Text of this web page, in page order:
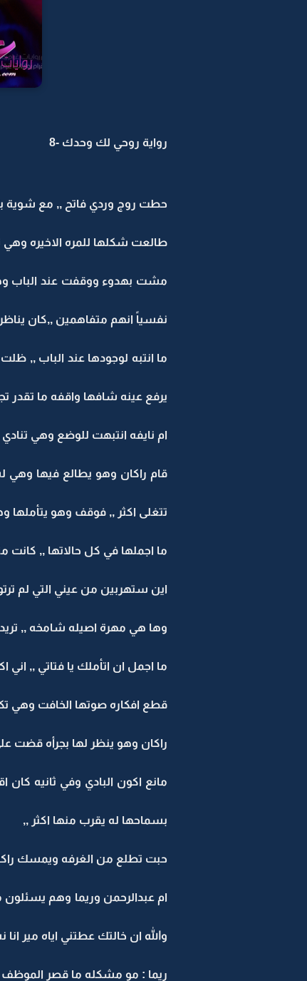
رواية روحي لك وحدك -8
حطت روج وردي فاتح ,, مع شوية
طالعت شكلها للمره الاخيره وهي
مشت بهدوء ووقفت عند الباب
نفسياً انهم متفاهمين ,,كان
ما انتبه لوجودها عند الباب ,,
يرفع عينه شافها واقفه ما تقدر
ام نايفه انتبهت للوضع وهي
قام راكان وهو يطالع فيها وهي
تتغلى اكثر ,, فوقف وهو يتأملها
ما اجملها في كل حالاتها ,, كانت
اين ستهربين من عيني التي لم
وها هي مهرة اصيله شامخه ,,
ما اجمل ان اتأملك يا فتاتي ,,
قطع افكاره صوتها الخافت وهي
راكان وهو ينظر لها بجرأه قضت
مانع اكون البادي وفي ثانيه
بسماحها له يقرب منها اكثر ,,
حبت تطلع من الغرفه ويمسك
ام عبدالرحمن وريما وهم
والله ان خالتك عطتني اياه مير
ريما : مو مشكله ما قصر